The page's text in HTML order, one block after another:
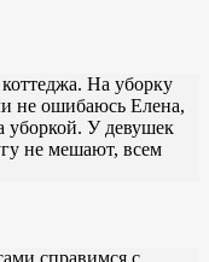
На уборку
не ошибаюсь Елена,
уборкой. У девушек
не мешают, всем
справимся с